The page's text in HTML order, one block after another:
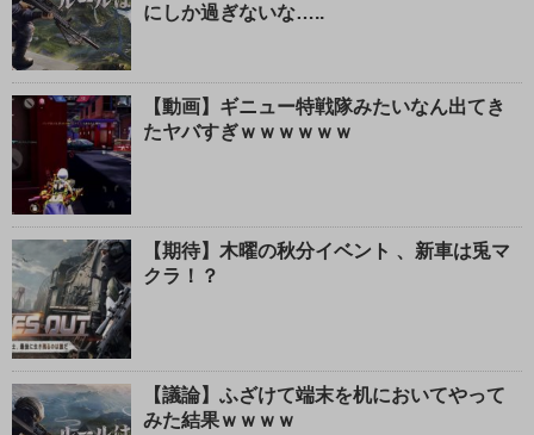
にしか過ぎないな…..
【動画】ギニュー特戦隊みたいなん出てき
たヤバすぎｗｗｗｗｗｗ
【期待】木曜の秋分イベント 、新車は兎マ
クラ！？
【議論】ふざけて端末を机においてやって
みた結果ｗｗｗｗ